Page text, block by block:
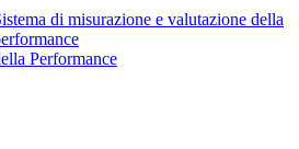
di misurazione e valutazione della
Performance